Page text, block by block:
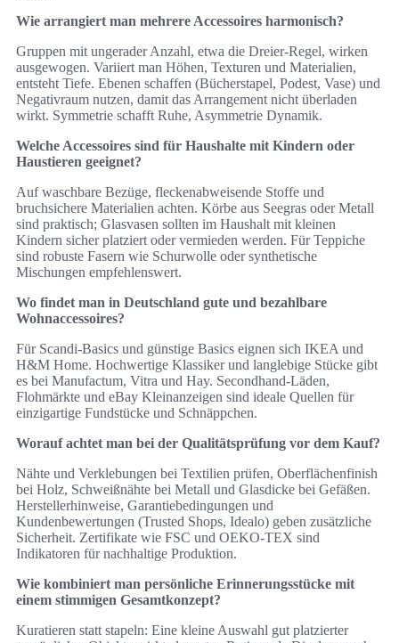
Wie arrangiert man mehrere Accessoires harmonisch?
Gruppen mit ungerader Anzahl, etwa die Dreier-Regel, wirken
ausgewogen. Variiert man Höhen, Texturen und Materialien,
entsteht Tiefe. Ebenen schaffen (Bücherstapel, Podest, Vase) und
Negativraum nutzen, damit das Arrangement nicht überladen
wirkt. Symmetrie schafft Ruhe, Asymmetrie Dynamik.
Welche Accessoires sind für Haushalte mit Kindern oder
Haustieren geeignet?
Auf waschbare Bezüge, fleckenabweisende Stoffe und
bruchsichere Materialien achten. Körbe aus Seegras oder Metall
sind praktisch; Glasvasen sollten im Haushalt mit kleinen
Kindern sicher platziert oder vermieden werden. Für Teppiche
sind robuste Fasern wie Schurwolle oder synthetische
Mischungen empfehlenswert.
Wo findet man in Deutschland gute und bezahlbare
Wohnaccessoires?
Für Scandi-Basics und günstige Basics eignen sich IKEA und
H&M Home. Hochwertige Klassiker und langlebige Stücke gibt
es bei Manufactum, Vitra und Hay. Secondhand-Läden,
Flohmärkte und eBay Kleinanzeigen sind ideale Quellen für
einzigartige Fundstücke und Schnäppchen.
Worauf achtet man bei der Qualitätsprüfung vor dem Kauf?
Nähte und Verklebungen bei Textilien prüfen, Oberflächenfinish
bei Holz, Schweißnähte bei Metall und Glasdicke bei Gefäßen.
Herstellerhinweise, Garantiebedingungen und
Kundenbewertungen (Trusted Shops, Idealo) geben zusätzliche
Sicherheit. Zertifikate wie FSC und OEKO-TEX sind
Indikatoren für nachhaltige Produktion.
Wie kombiniert man persönliche Erinnerungsstücke mit
einem stimmigen Gesamtkonzept?
Kuratieren statt stapeln: Eine kleine Auswahl gut platzierter